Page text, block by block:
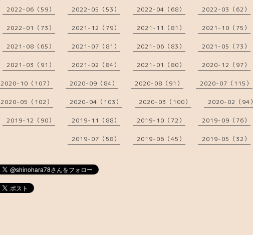
2022-06（59） 2022-05（53） 2022-04（68） 2022-03（62）
2022-01（73） 2021-12（79） 2021-11（81） 2021-10（75）
2021-08（65） 2021-07（81） 2021-06（83） 2021-05（73）
2021-03（91） 2021-02（84） 2021-01（80） 2020-12（97）
2020-10（107） 2020-09（84） 2020-08（91） 2020-07（115）
2020-05（102） 2020-04（103） 2020-03（100） 2020-02（94）
2019-12（90） 2019-11（88） 2019-10（72） 2019-09（76）
2019-07（58） 2019-06（45） 2019-05（32）